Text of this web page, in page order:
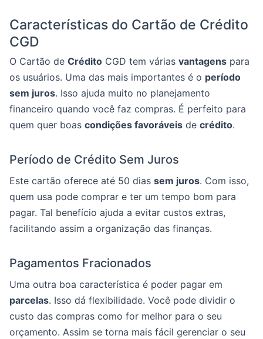
Características do Cartão de Crédito
CGD
O Cartão de Crédito CGD tem várias vantagens para
os usuários. Uma das mais importantes é o período
sem juros. Isso ajuda muito no planejamento
financeiro quando você faz compras. É perfeito para
quem quer boas condições favoráveis de crédito.
Período de Crédito Sem Juros
Este cartão oferece até 50 dias sem juros. Com isso,
quem usa pode comprar e ter um tempo bom para
pagar. Tal benefício ajuda a evitar custos extras,
facilitando assim a organização das finanças.
Pagamentos Fracionados
Uma outra boa característica é poder pagar em
parcelas. Isso dá flexibilidade. Você pode dividir o
custo das compras como for melhor para o seu
orçamento. Assim se torna mais fácil gerenciar o seu